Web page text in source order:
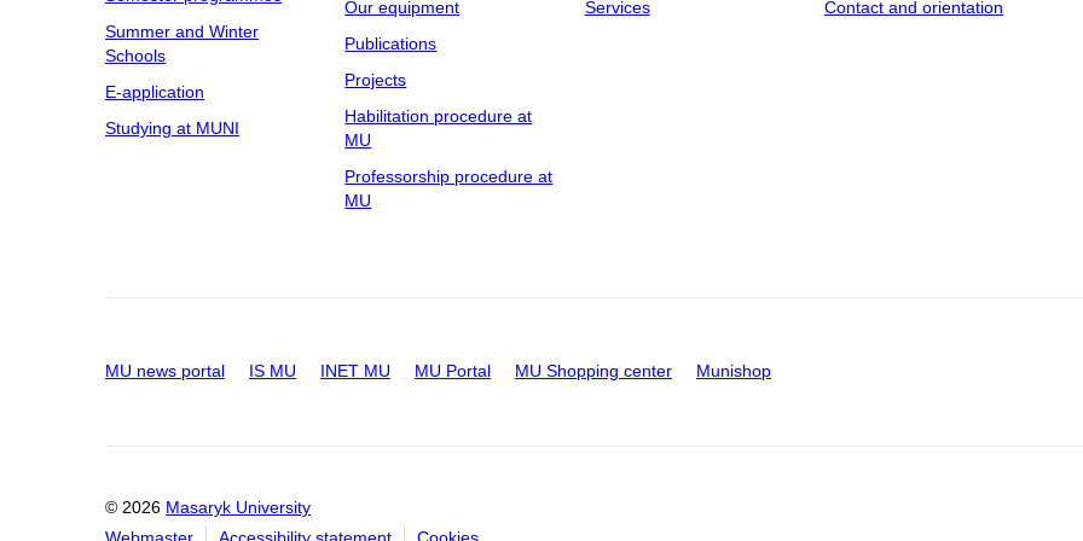
Summer and Winter
Schools
E-application
Studying at MUNI
Our equipment
Publications
Projects
Habilitation procedure at
MU
Professorship procedure at
MU
Services
Contact and orientation
MU news portal IS MU INET MU MU Portal MU Shopping center Munishop
© 2026 Masaryk University